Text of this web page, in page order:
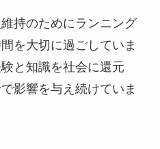
持のためにランニング
を大切に過ごしていま
と知識を社会に還元
影響を与え続けていま